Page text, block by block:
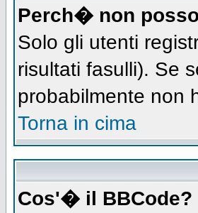
Perch� non
Solo gli utenti
risultati fasulli). Se
probabilmente non
Torna in cima
Cos'� il BBCode?